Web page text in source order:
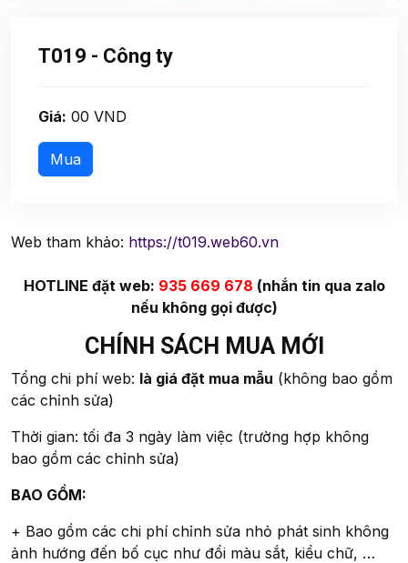
T019 - Công ty
Giá: 00 VND
Web tham khảo: https://t019.web60.vn
HOTLINE đặt web: 935 669 678 (nhắn tin qua zalo
nếu không gọi được)
CHÍNH SÁCH MUA MỚI
Tổng chi phí web: là giá đặt mua mẫu (không bao gồm
các chỉnh sửa)
Thời gian: tối đa 3 ngày làm việc (trường hợp không
bao gồm các chỉnh sửa)
BAO GỒM:
+ Bao gồm các chi phí chỉnh sửa nhỏ phát sinh không
ảnh hướng đến bố cục như đổi màu sắt, kiểu chữ, …